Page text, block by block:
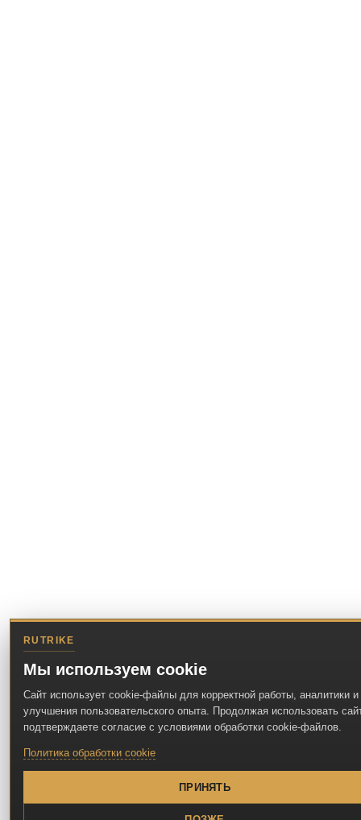
RUTRIKE
Мы используем cookie
Сайт использует cookie-файлы для корректной работы, аналитики и
улучшения пользовательского опыта. Продолжая использовать
подтверждаете согласие с условиями обработки cookie-файлов.
Политика обработки cookie
ПРИНЯТЬ